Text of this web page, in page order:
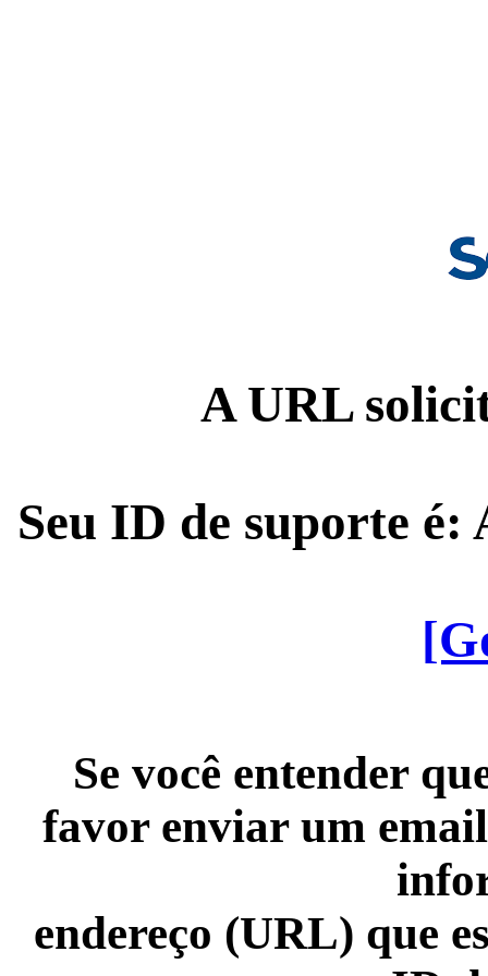
A URL
Seu ID de suporte é:
Se você entender
favor enviar um
endereço (URL) que